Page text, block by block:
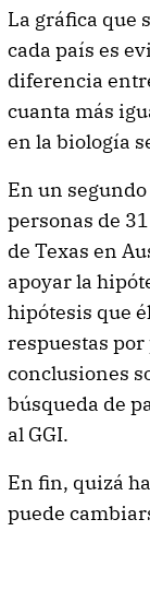
La gráfica que
cada país es
diferencia
cuanta más
en la biología
En un
personas de
de Texas en
apoyar la
hipótesis que
respuestas por
conclusiones
búsqueda de
al GGI.
En fin, quizá
puede